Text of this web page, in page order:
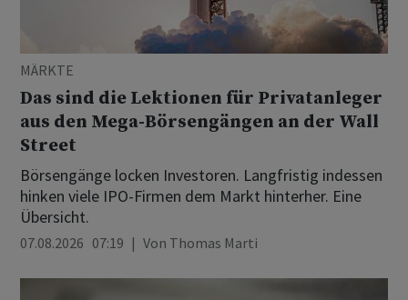
MÄRKTE
Das sind die Lektionen für Privatanleger
aus den Mega-Börsengängen an der Wall
Street
Börsengänge locken Investoren. Langfristig indessen
hinken viele IPO-Firmen dem Markt hinterher. Eine
Übersicht.
07.08.2026 07:19 Von Thomas Marti